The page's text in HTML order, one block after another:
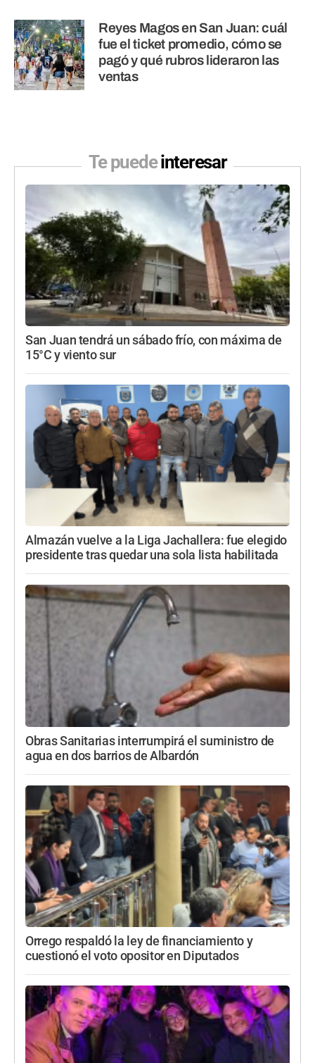
Reyes Magos en San Juan: cuál
fue el ticket promedio, cómo se
pagó y qué rubros lideraron las
ventas
Te puedeinteresar
San Juan tendrá un sábado frío, con máxima de
15°C y viento sur
Almazán vuelve a la Liga Jachallera: fue elegido
presidente tras quedar una sola lista habilitada
Obras Sanitarias interrumpirá el suministro de
agua en dos barrios de Albardón
Orrego respaldó la ley de financiamiento y
cuestionó el voto opositor en Diputados